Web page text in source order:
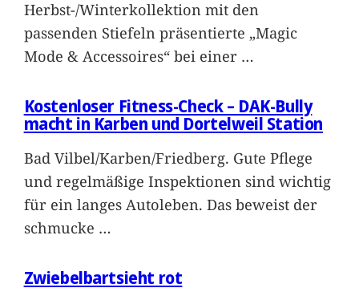
Herbst-/Winterkollektion mit den
passenden Stiefeln präsentierte „Magic
Mode & Accessoires“ bei einer …
Kostenloser Fitness-Check – DAK-Bully
macht in Karben und Dortelweil Station
Bad Vilbel/Karben/Friedberg. Gute Pflege
und regelmäßige Inspektionen sind wichtig
für ein langes Autoleben. Das beweist der
schmucke …
Zwiebelbartsieht rot